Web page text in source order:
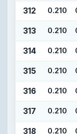
312 0.210
313 0.210
314 0.210
315 0.210
316 0.210
317 0.210
318 0.210